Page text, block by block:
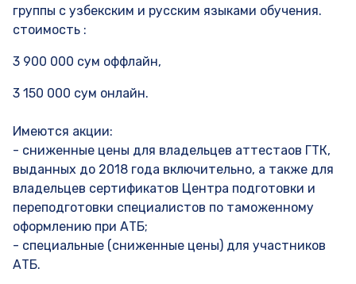
группы с узбекским и русским языками обучения.
стоимость :
3 900 000 сум оффлайн,
3 150 000 сум онлайн.
Имеются акции:
- сниженные цены для владельцев аттестаов ГТК,
выданных до 2018 года включительно, а также для
владельцев сертификатов Центра подготовки и
переподготовки специалистов по таможенному
оформлению при АТБ;
- специальные (сниженные цены) для участников
АТБ.